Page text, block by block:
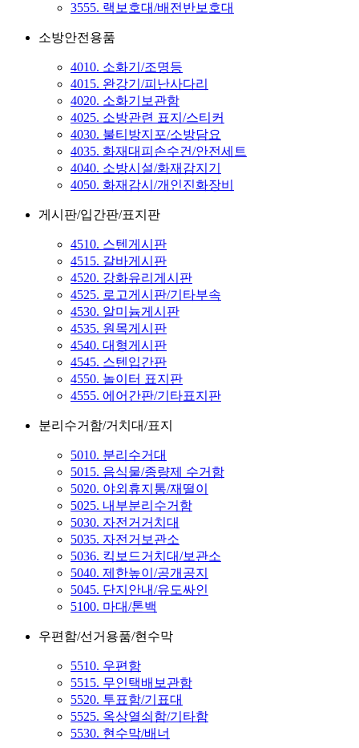
3555. 랙보호대/배전반보호대
소방안전용품
4010. 소화기/조명등
4015. 완강기/피난사다리
4020. 소화기보관함
4025. 소방관련 표지/스티커
4030. 불티방지포/소방담요
4035. 화재대피손수건/안전세트
4040. 소방시설/화재감지기
4050. 화재감시/개인진화장비
게시판/입간판/표지판
4510. 스텐게시판
4515. 갈바게시판
4520. 강화유리게시판
4525. 로고게시판/기타부속
4530. 알미늄게시판
4535. 원목게시판
4540. 대형게시판
4545. 스텐입간판
4550. 놀이터 표지판
4555. 에어간판/기타표지판
분리수거함/거치대/표지
5010. 분리수거대
5015. 음식물/종량제 수거함
5020. 야외휴지통/재떨이
5025. 내부분리수거함
5030. 자전거거치대
5035. 자전거보관소
5036. 킥보드거치대/보관소
5040. 제한높이/공개공지
5045. 단지안내/유도싸인
5100. 마대/톤백
우편함/선거용품/현수막
5510. 우편함
5515. 무인택배보관함
5520. 투표함/기표대
5525. 옥상열쇠함/기타함
5530. 현수막/배너